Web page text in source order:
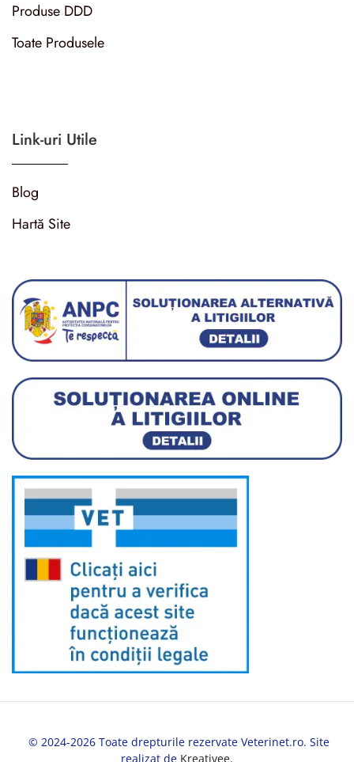
Produse DDD
Toate Produsele
Link-uri Utile
Blog
Hartă Site
© 2024-2026 Toate drepturile rezervate Veterinet.ro. Site
realizat de Kreativee.